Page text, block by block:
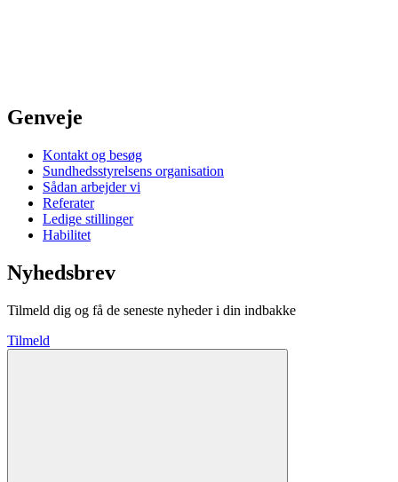
Genveje
Kontakt og besøg
Sundhedsstyrelsens organisation
Sådan arbejder vi
Referater
Ledige stillinger
Habilitet
Nyhedsbrev
Tilmeld dig og få de seneste nyheder i din indbakke
Tilmeld